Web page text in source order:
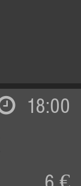
18:00